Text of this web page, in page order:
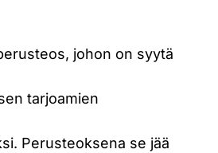
johon on syytä
tarjoamien
Perusteoksena se jää